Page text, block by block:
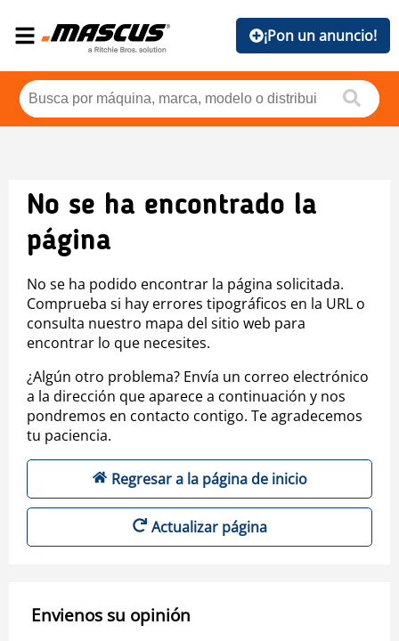
¡Pon un anuncio!
No se ha encontrado la
página
No se ha podido encontrar la página solicitada.
Comprueba si hay errores tipográficos en la URL o
consulta nuestro mapa del sitio web para
encontrar lo que necesites.
¿Algún otro problema? Envía un correo electrónico
a la dirección que aparece a continuación y nos
pondremos en contacto contigo. Te agradecemos
tu paciencia.
Regresar a la página de inicio
Actualizar página
Envienos su opinión